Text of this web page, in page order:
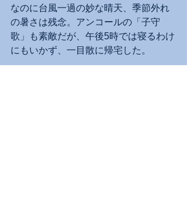
なのに台風一過の妙な晴天、季節外れ
の暑さは残念。アンコールの「子守
歌」も素敵だが、午後5時では寝るわけ
にもいかず、一目散に帰宅した。